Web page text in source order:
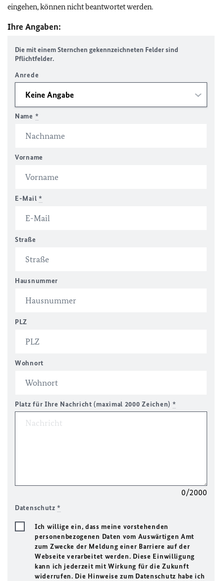
eingehen, können nicht beantwortet werden.
Ihre Angaben:
Die mit einem Sternchen gekennzeichneten Felder sind
Pflichtfelder.
Anrede
Name *
Vorname
E-Mail *
Straße
Hausnummer
PLZ
Wohnort
Platz für Ihre Nachricht (maximal 2000 Zeichen) *
0/2000
Datenschutz*
Ich willige ein, dass meine vorstehenden
personenbezogenen Daten vom Auswärtigen Amt
zum Zwecke der Meldung einer Barriere auf der
Webseite verarbeitet werden. Diese Einwilligung
kann ich jederzeit mit Wirkung für die Zukunft
widerrufen. Die Hinweise zum Datenschutz habe ich